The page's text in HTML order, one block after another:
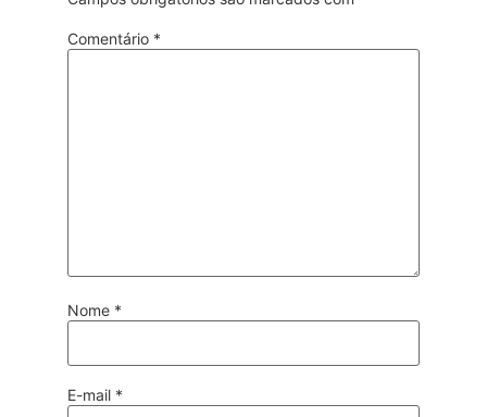
Comentário *
Nome *
E-mail *